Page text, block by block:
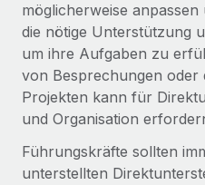
möglicherweise
die nötige Unterstützung
um ihre Aufgaben zu
von Besprechungen oder
Projekten kann für
und Organisation
Führungskräfte sollten
unterstellten